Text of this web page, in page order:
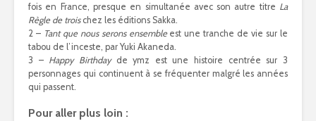
fois en France, presque en simultanée avec son autre titre La
Règle de troischez les éditions Sakka.
2 – Tant que nous serons ensembleest une tranche de vie sur le
tabou de l’inceste, par Yuki Akaneda.
3 – Happy Birthdayde ymz est une histoire centrée sur 3
personnages qui continuent à se fréquenter malgré les années
qui passent.
Pour aller plus loin :